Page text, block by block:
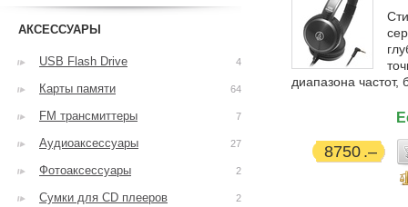
диапазона
8750
АКСЕССУАРЫ
USB Flash Drive 4
Карты памяти 64
FM трансмиттеры 7
Аудиоаксессуары 27
Фотоаксессуары 2
Сумки для CD плееров 2